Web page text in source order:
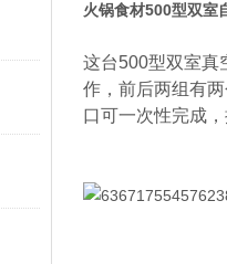
火锅食材500型双室
这台500型双室真
作，前后两组有
口可一次性完成